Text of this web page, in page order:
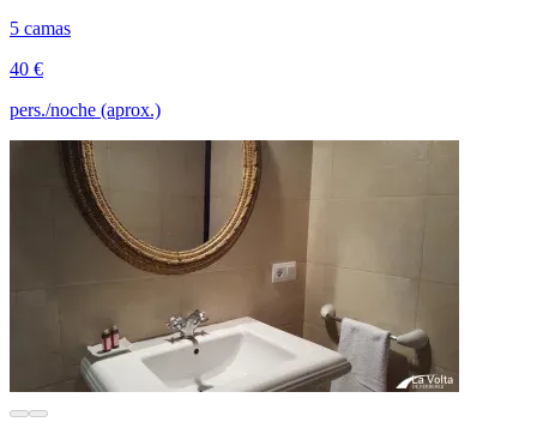
5 camas
40 €
pers./noche (aprox.)